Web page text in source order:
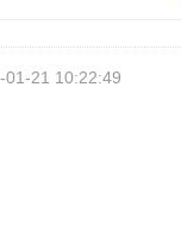
01-21 10:22:49